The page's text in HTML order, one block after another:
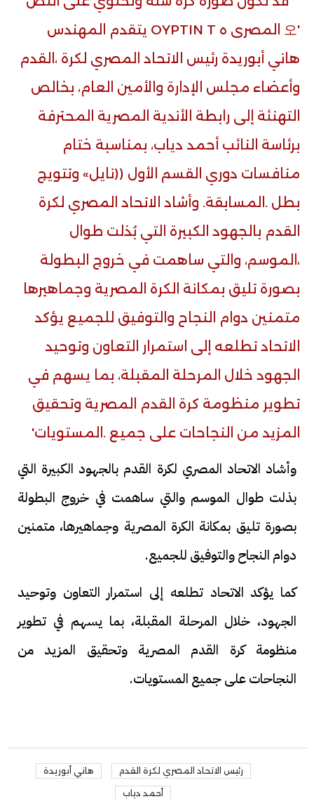
وأشاد الاتحاد المصري لكرة القدم بالجهود الكبيرة التي
بذلت طوال الموسم والتي ساهمت في خروج البطولة
بصورة تليق بمكانة الكرة المصرية وجماهيرها، متمنين
دوام النجاح والتوفيق للجميع.
كما يؤكد الاتحاد تطلعه إلى استمرار التعاون وتوحيد
الجهود، خلال المرحلة المقبلة، بما يسهم في تطوير
منظومة كرة القدم المصرية وتحقيق المزيد من
النجاحات على جميع المستويات.
رئيس الاتحاد المصري لكرة القدم هاني أبوريدة
أحمد دياب